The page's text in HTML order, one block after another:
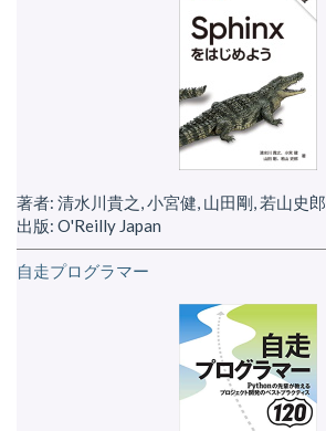
著者: 清水川貴之, 小宮健, 山田剛, 若山史郎
出版: O'Reilly Japan
自走プログラマー